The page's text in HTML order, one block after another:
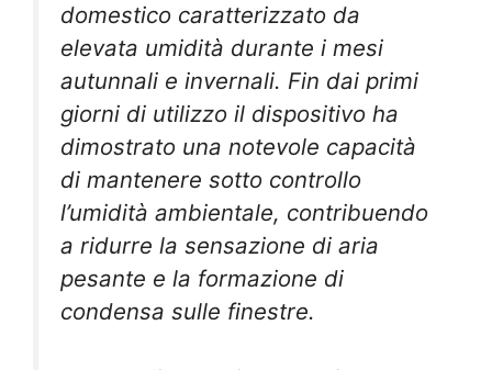
domestico caratterizzato da
elevata umidità durante i mesi
autunnali e invernali. Fin dai primi
giorni di utilizzo il dispositivo ha
dimostrato una notevole capacità
di mantenere sotto controllo
l’umidità ambientale, contribuendo
a ridurre la sensazione di aria
pesante e la formazione di
condensa sulle finestre.